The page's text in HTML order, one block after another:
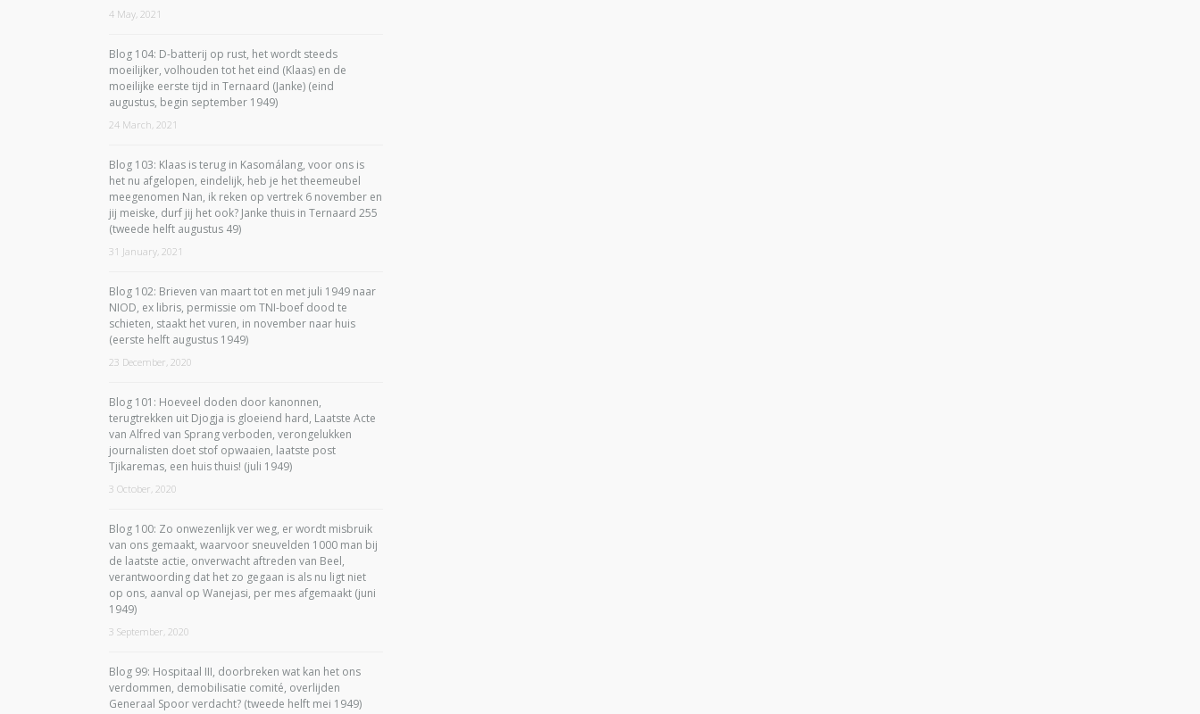
4 May, 2021
Blog 104: D-batterij op rust, het wordt steeds
moeilijker, volhouden tot het eind (Klaas) en de
moeilijke eerste tijd in Ternaard (Janke) (eind
augustus, begin september 1949)
24 March, 2021
Blog 103: Klaas is terug in Kasomálang, voor ons is
het nu afgelopen, eindelijk, heb je het theemeubel
meegenomen Nan, ik reken op vertrek 6 november en
jij meiske, durf jij het ook? Janke thuis in Ternaard 255
(tweede helft augustus 49)
31 January, 2021
Blog 102: Brieven van maart tot en met juli 1949 naar
NIOD, ex libris, permissie om TNI-boef dood te
schieten, staakt het vuren, in november naar huis
(eerste helft augustus 1949)
23 December, 2020
Blog 101: Hoeveel doden door kanonnen,
terugtrekken uit Djogja is gloeiend hard, Laatste Acte
van Alfred van Sprang verboden, verongelukken
journalisten doet stof opwaaien, laatste post
Tjikaremas, een huis thuis! (juli 1949)
3 October, 2020
Blog 100: Zo onwezenlijk ver weg, er wordt misbruik
van ons gemaakt, waarvoor sneuvelden 1000 man bij
de laatste actie, onverwacht aftreden van Beel,
verantwoording dat het zo gegaan is als nu ligt niet
op ons, aanval op Wanejasi, per mes afgemaakt (juni
1949)
3 September, 2020
Blog 99: Hospitaal III, doorbreken wat kan het ons
verdommen, demobilisatie comité, overlijden
Generaal Spoor verdacht? (tweede helft mei 1949)